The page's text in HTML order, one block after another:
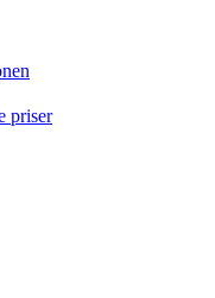
priser